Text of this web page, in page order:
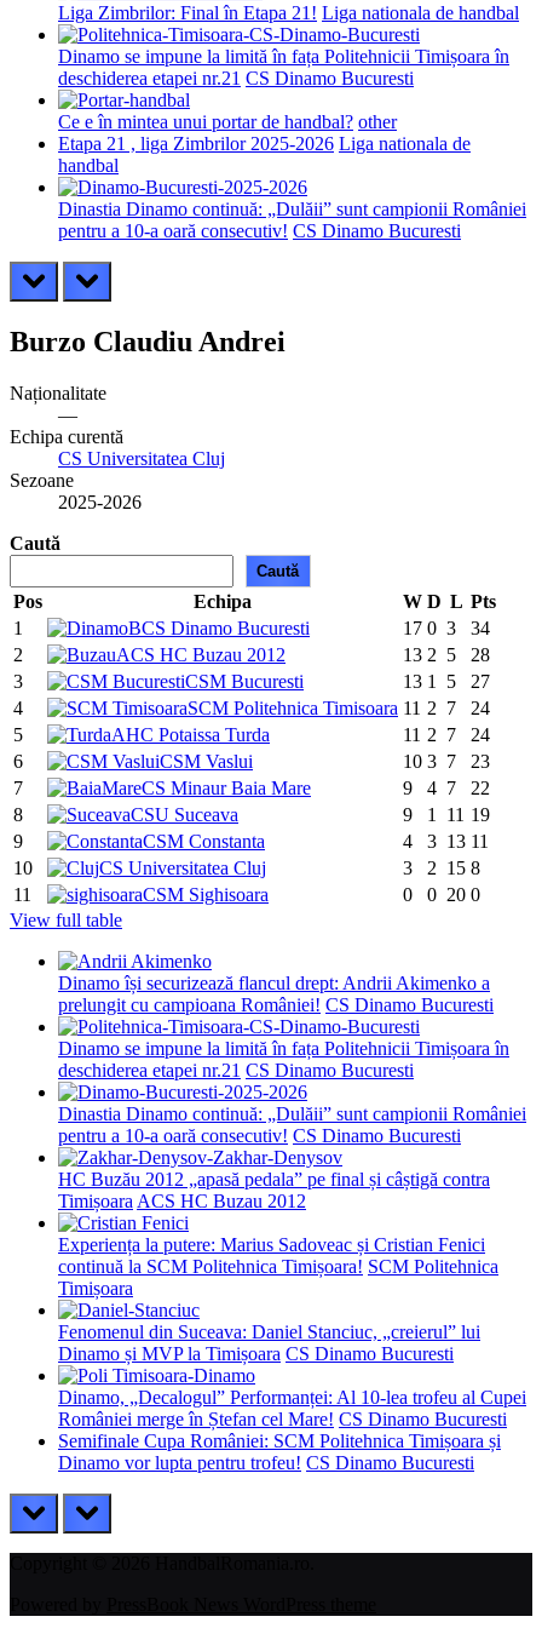
Liga Zimbrilor: Final în Etapa 21! Liga nationala de handbal
Dinamo se impune la limită în fața Politehnicii Timișoara în
deschiderea etapei nr.21 CS Dinamo Bucuresti
Ce e în mintea unui portar de handbal? other
Etapa 21 , liga Zimbrilor 2025-2026 Liga nationala de
handbal
Dinastia Dinamo continuă: „Dulăii” sunt campionii României
pentru a 10-a oară consecutiv! CS Dinamo Bucuresti
prev next
Burzo Claudiu Andrei
Naționalitate
—
Echipa curentă
CS Universitatea Cluj
Sezoane
2025-2026
Caută
Caută
Pos Echipa W D L Pts
1
CS Dinamo Bucuresti 17 0 3
34
2
ACS HC Buzau 2012 13 2 5
28
3
CSM Bucuresti 13 1 5
27
4
SCM Politehnica Timisoara 11 2 7
24
5
AHC Potaissa Turda 11 2 7
24
6
CSM Vaslui 10 3 7
23
7
CS Minaur Baia Mare 9 4 7
22
8
CSU Suceava 9 1 11 19
9
CSM Constanta 4 3 13 11
10
CS Universitatea Cluj 3 2 15 8
11
CSM Sighisoara 0 0 20 0
View full table
Dinamo își securizează flancul drept: Andrii Akimenko a
prelungit cu campioana României! CS Dinamo Bucuresti
Dinamo se impune la limită în fața Politehnicii Timișoara în
deschiderea etapei nr.21 CS Dinamo Bucuresti
Dinastia Dinamo continuă: „Dulăii” sunt campionii României
pentru a 10-a oară consecutiv! CS Dinamo Bucuresti
HC Buzău 2012 „apasă pedala” pe final și câștigă contra
Timișoara ACS HC Buzau 2012
Experiența la putere: Marius Sadoveac și Cristian Fenici
continuă la SCM Politehnica Timișoara! SCM Politehnica
Timișoara
Fenomenul din Suceava: Daniel Stanciuc, „creierul” lui
Dinamo și MVP la Timișoara CS Dinamo Bucuresti
Dinamo, „Decalogul” Performanței: Al 10-lea trofeu al Cupei
României merge în Ștefan cel Mare! CS Dinamo Bucuresti
Semifinale Cupa României: SCM Politehnica Timișoara și
Dinamo vor lupta pentru trofeu! CS Dinamo Bucuresti
prev next